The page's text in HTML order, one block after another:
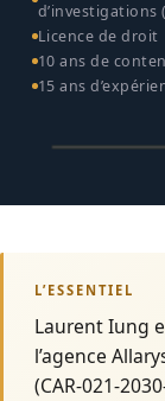
d’investigations
Licence de droit
10 ans de
15 ans
L’ESSENTIEL
Laurent Iung
l’agence
(CAR-021-